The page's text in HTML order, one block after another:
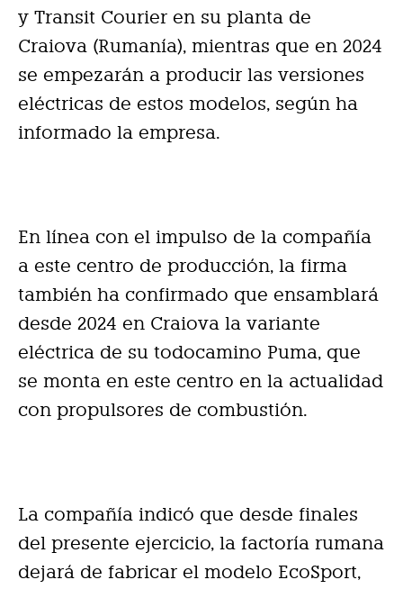
y Transit Courier en su planta de
Craiova (Rumanía), mientras que en 2024
se empezarán a producir las versiones
eléctricas de estos modelos, según ha
informado la empresa.
En línea con el impulso de la compañía
a este centro de producción, la firma
también ha confirmado que ensamblará
desde 2024 en Craiova la variante
eléctrica de su todocamino Puma, que
se monta en este centro en la actualidad
con propulsores de combustión.
La compañía indicó que desde finales
del presente ejercicio, la factoría rumana
dejará de fabricar el modelo EcoSport,